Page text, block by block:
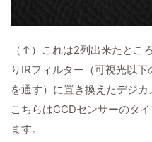
（↑）これは2列出来たとこ
りIRフィルター（可視光以
を通す）に置き換えたデジカ
こちらはCCDセンサーのタ
ます。